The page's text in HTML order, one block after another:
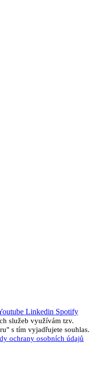
Linkedin Spotify
služeb využívám tzv.
s tím vyjadřujete souhlas.
ochrany osobních údajů